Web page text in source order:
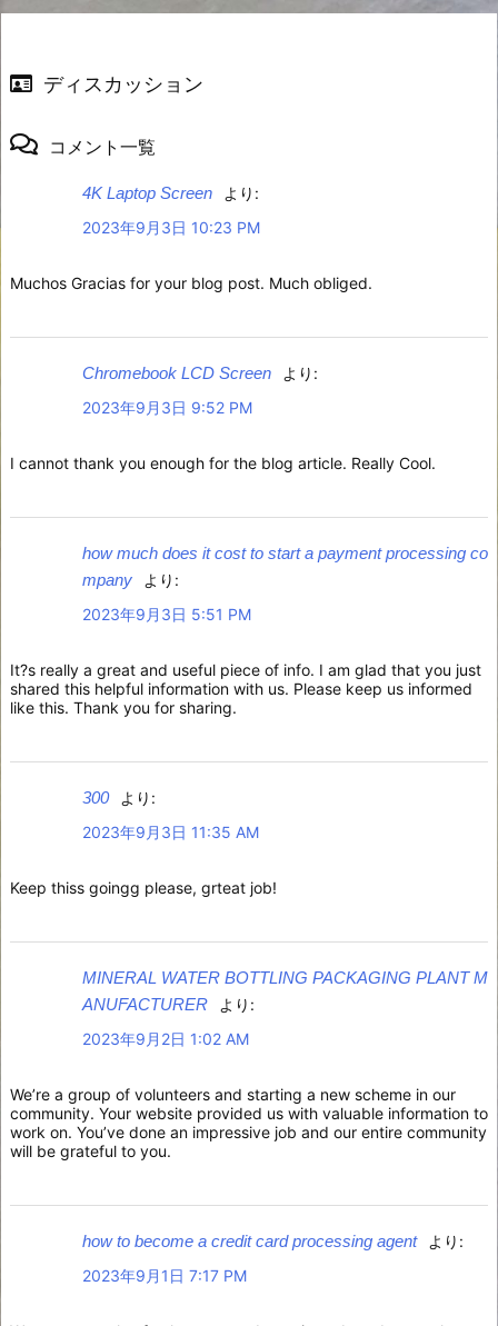
ディスカッション
コメント一覧
4K Laptop Screen
より:
2023年9月3日 10:23 PM
Muchos Gracias for your blog post. Much obliged.
Chromebook LCD Screen
より:
2023年9月3日 9:52 PM
I cannot thank you enough for the blog article. Really Cool.
how much does it cost to start a payment processing co
mpany
より:
2023年9月3日 5:51 PM
It?s really a great and useful piece of info. I am glad that you just
shared this helpful information with us. Please keep us informed
like this. Thank you for sharing.
300
より:
2023年9月3日 11:35 AM
Keep thiss goingg please, grteat job!
MINERAL WATER BOTTLING PACKAGING PLANT M
ANUFACTURER
より:
2023年9月2日 1:02 AM
We’re a group of volunteers and starting a new scheme in our
community. Your website provided us with valuable information to
work on. You’ve done an impressive job and our entire community
will be grateful to you.
how to become a credit card processing agent
より:
2023年9月1日 7:17 PM